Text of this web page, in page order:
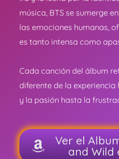
música, BTS se sumerge
las emociones humanas,
es tanto intensa como
Cada canción del álbum
diferente de la experiencia
y la pasión hasta la
Ver el
and Wild